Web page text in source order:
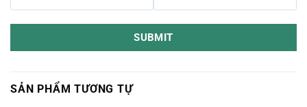
SUBMIT
SẢN PHẨM TƯƠNG TỰ